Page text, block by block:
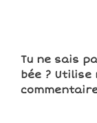
Tu ne sais
bée ?